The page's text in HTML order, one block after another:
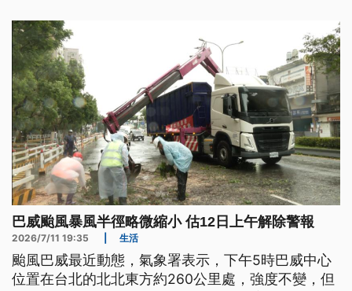
巴威颱風暴風半徑略微縮小 估12日上午解除警報
2026/7/11 19:35 生活
颱風巴威最近動態，氣象署表示，下午5時巴威中心
位置在台北的北北東方約260公里處，強度不變，但